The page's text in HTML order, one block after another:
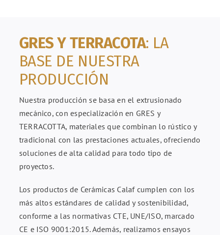
GRES Y TERRACOTA: LA
BASE DE NUESTRA
PRODUCCIÓN
Nuestra producción se basa en el extrusionado
mecánico, con especialización en GRES y
TERRACOTTA, materiales que combinan lo rústico y
tradicional con las prestaciones actuales, ofreciendo
soluciones de alta calidad para todo tipo de
proyectos.
Los productos de Cerámicas Calaf cumplen con los
más altos estándares de calidad y sostenibilidad,
conforme a las normativas CTE, UNE/ISO, marcado
CE e ISO 9001:2015. Además, realizamos ensayos